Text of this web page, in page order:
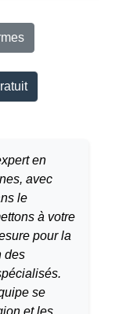
en
, avec
le
à votre
pour la
des
se